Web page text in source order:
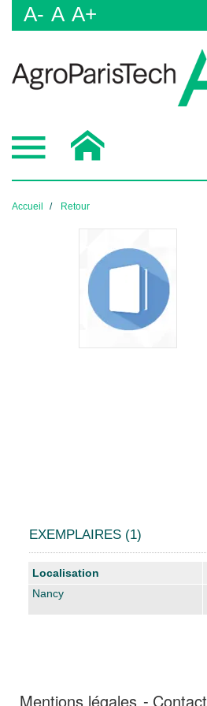
A- A A+
Accueil Retour
EXEMPLAIRES (1)
Liste des exemplaires
Localisation
Nancy
Mentions légales Contact